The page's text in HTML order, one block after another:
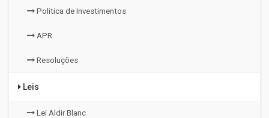
Politica de Investimentos
APR
Resoluções
Leis
Lei Aldir Blanc